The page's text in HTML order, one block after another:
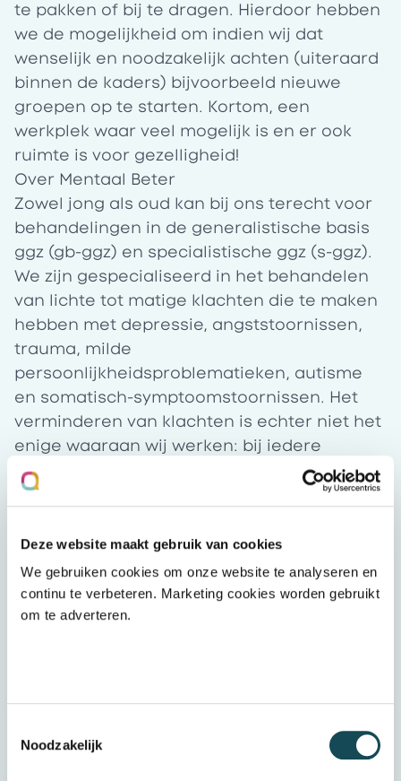
Deze website maakt gebruik van cookies
We gebruiken cookies om onze website te analyseren en
continu te verbeteren. Marketing cookies worden gebruikt
om te adverteren.
Noodzakelijk
te pakken of bij te dragen. Hierdoor hebben
we de mogelijkheid om indien wij dat
wenselijk en noodzakelijk achten (uiteraard
binnen de kaders) bijvoorbeeld nieuwe
groepen op te starten. Kortom, een
werkplek waar veel mogelijk is en er ook
ruimte is voor gezelligheid!
Over Mentaal Beter
Zowel jong als oud kan bij ons terecht voor
behandelingen in de generalistische basis
ggz (gb-ggz) en specialistische ggz (s-ggz).
We zijn gespecialiseerd in het behandelen
van lichte tot matige klachten die te maken
hebben met depressie, angststoornissen,
trauma, milde
persoonlijkheidsproblematieken, autisme
en somatisch-symptoomstoornissen. Het
verminderen van klachten is echter niet het
enige waaraan wij werken: bij iedere
behandeling zorgen we ervoor dat mensen
groeien in hun zelfredzaamheid en weer de
oppakken, ongeacht hun leeftijd. Klik
als je meer wilt weten over Mentaal Beter.
Over Mental Care Group
Mentaal Beter, HSK, Opdidakt, Vitalmindz,
aan onze cliënten, van jong tot oud en van
Groningen tot Maastricht. Samen staan wij